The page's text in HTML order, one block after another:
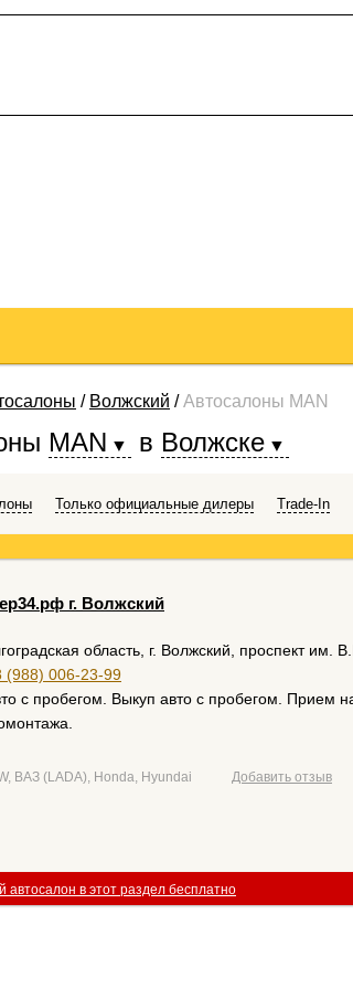
/ Волжский /Автосалоны MAN
MAN в Волжске
Только официальные дилеры Trade-In
г. Волжский
область, г. Волжский, проспект им.
(988) 006-23-99
с пробегом. Выкуп авто с пробегом. Прием
ВАЗ (LADA), Honda, Hyundai Добавить отзыв
автосалон в этот раздел бесплатно